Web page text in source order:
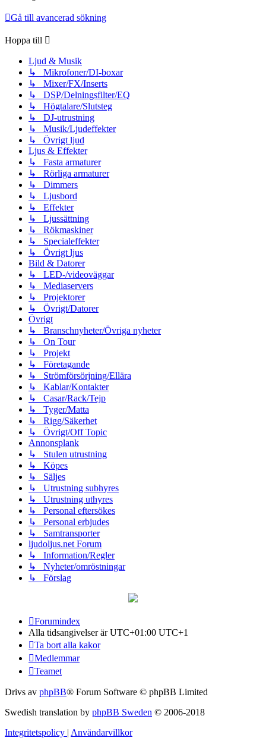
Gå till avancerad sökning
Hoppa till
Ljud & Musik
↳ Mikrofoner/DI-boxar
↳ Mixer/FX/Inserts
↳ DSP/Delningsfilter/EQ
↳ Högtalare/Slutsteg
↳ DJ-utrustning
↳ Musik/Ljudeffekter
↳ Övrigt ljud
Ljus & Effekter
↳ Fasta armaturer
↳ Rörliga armaturer
↳ Dimmers
↳ Ljusbord
↳ Effekter
↳ Ljussättning
↳ Rökmaskiner
↳ Specialeffekter
↳ Övrigt ljus
Bild & Datorer
↳ LED-/videoväggar
↳ Mediaservers
↳ Projektorer
↳ Övrigt/Datorer
Övrigt
↳ Branschnyheter/Övriga nyheter
↳ On Tour
↳ Projekt
↳ Företagande
↳ Strömförsörjning/Ellära
↳ Kablar/Kontakter
↳ Casar/Rack/Tejp
↳ Tyger/Matta
↳ Rigg/Säkerhet
↳ Övrigt/Off Topic
Annonsplank
↳ Stulen utrustning
↳ Köpes
↳ Säljes
↳ Utrustning subhyres
↳ Utrustning uthyres
↳ Personal eftersökes
↳ Personal erbjudes
↳ Samtransporter
ljudoljus.net Forum
↳ Information/Regler
↳ Nyheter/omröstningar
↳ Förslag
Forumindex
Alla tidsangivelser är UTC+01:00 UTC+1
Ta bort alla kakor
Medlemmar
Teamet
Drivs av phpBB® Forum Software © phpBB Limited
Swedish translation by phpBB Sweden © 2006-2018
Integritetspolicy | Användarvillkor